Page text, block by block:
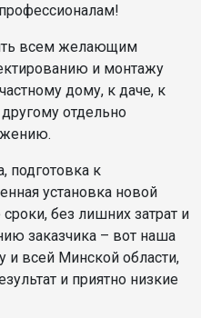
профессионалам!
всем желающим
и монтажу
дому, к даче, к
отдельно
подготовка к
установка новой
без лишних затрат и
заказчика – вот наша
всей Минской области,
и приятно низкие